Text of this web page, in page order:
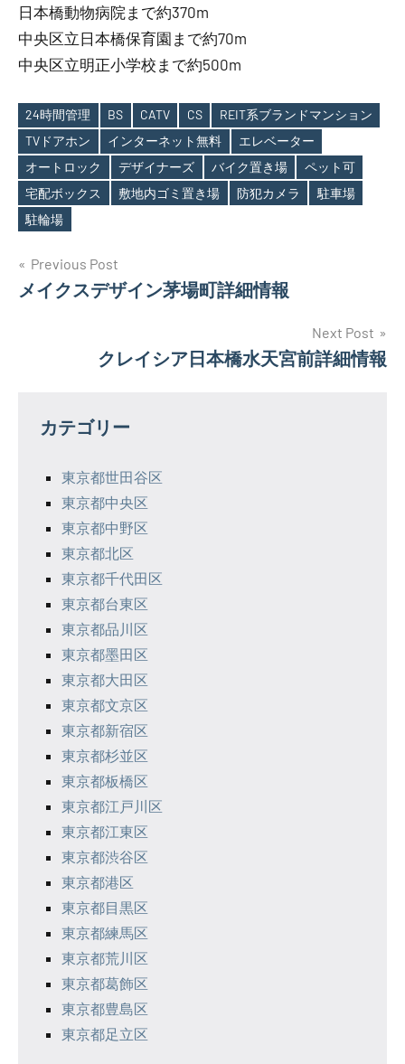
日本橋動物病院まで約370m
中央区立日本橋保育園まで約70m
中央区立明正小学校まで約500m
Tags
24時間管理 BS CATV CS
REIT系ブランドマンション
TVドアホン
インターネット無料
エレベーター
オートロック
デザイナーズ バイク置き場
ペット可
宅配ボックス
敷地内ゴミ置き場 防犯カメラ
駐車場
駐輪場
投
稿
ー
Previous Post
メイクスデザイン茅場町詳細情報
Next Post
クレイシア日本橋水天宮前詳細情報
カテゴリー
東京都世田谷区
東京都中央区
東京都中野区
東京都北区
東京都千代田区
東京都台東区
東京都品川区
東京都墨田区
東京都大田区
東京都文京区
東京都新宿区
東京都杉並区
東京都板橋区
東京都江戸川区
東京都江東区
東京都渋谷区
東京都港区
東京都目黒区
東京都練馬区
東京都荒川区
東京都葛飾区
東京都豊島区
東京都足立区